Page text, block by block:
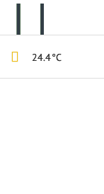
24.4°C